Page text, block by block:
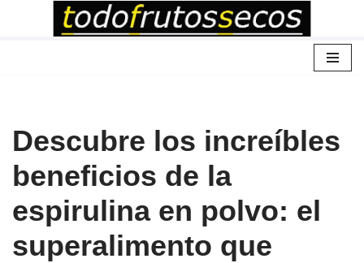
Descubre los increíbles
beneficios de la
espirulina en polvo: el
superalimento que